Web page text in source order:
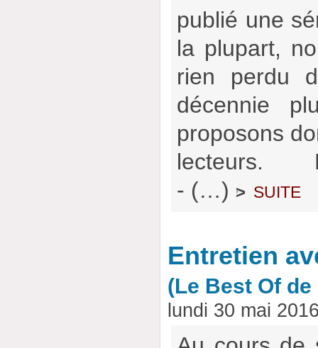
publié une
la plupart,
rien perdu
décennie
proposons
lecteurs.
- (…) > suite
Entretien
(Le Best Of
lundi 30 mai